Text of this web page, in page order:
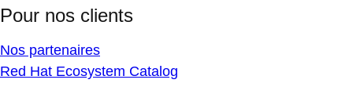
Pour nos clients
Nos partenaires
Red Hat Ecosystem Catalog